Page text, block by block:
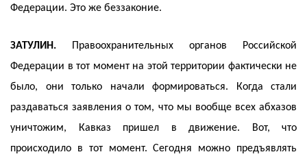
Федерации. Это же беззаконие.
ЗАТУЛИН.
Правоохранительных органов Российской
Федерации в тот момент на этой территории фактически не
было, они только начали формироваться. Когда стали
раздаваться заявления о том, что мы вообще всех абхазов
уничтожим, Кавказ пришел в движение. Вот, что
происходило в тот момент. Сегодня можно предъявлять